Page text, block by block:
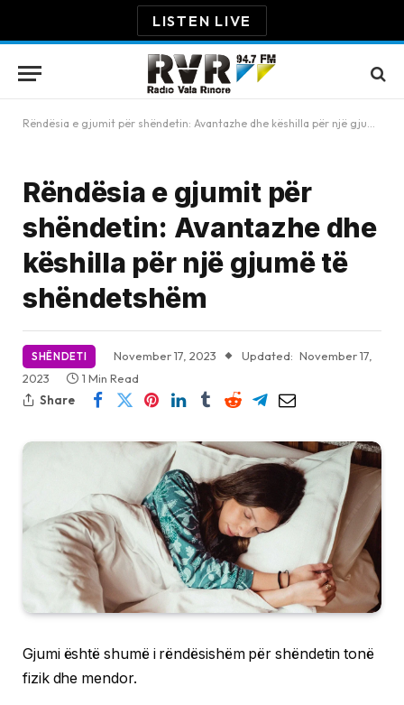
LISTEN LIVE
Rëndësia e gjumit për shëndetin: Avantazhe dhe këshilla për një gjumë të shëndetshëm
Rëndësia e gjumit për
shëndetin: Avantazhe dhe
këshilla për një gjumë të
shëndetshëm
SHËNDETI November 17, 2023 Updated: November 17,
2023
1 Min Read
Share
Gjumi është shumë i rëndësishëm për shëndetin tonë
fizik dhe mendor.